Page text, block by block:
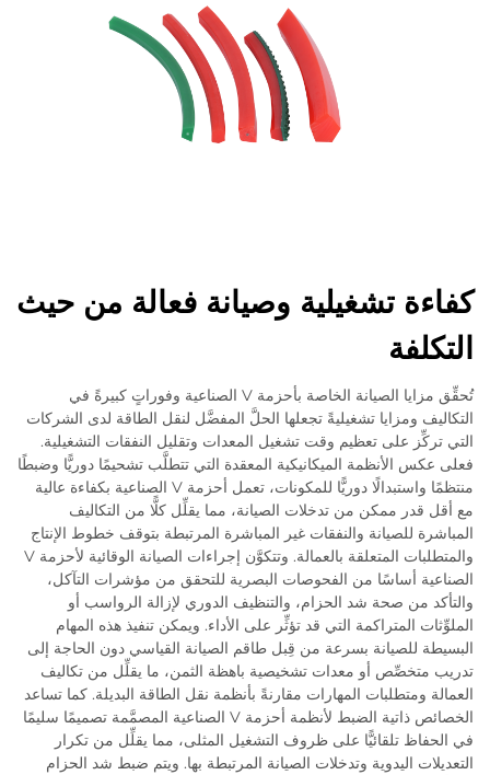
كفاءة تشغيلية وصيانة فعالة من حيث
التكلفة
تُحقِّق مزايا الصيانة الخاصة بأحزمة V الصناعية وفوراتٍ كبيرةً في
التكاليف ومزايا تشغيليةً تجعلها الحلَّ المفضَّل لنقل الطاقة لدى الشركات
التي تركِّز على تعظيم وقت تشغيل المعدات وتقليل النفقات التشغيلية.
فعلى عكس الأنظمة الميكانيكية المعقدة التي تتطلَّب تشحيمًا دوريًّا وضبطًا
منتظمًا واستبدالًا دوريًّا للمكونات، تعمل أحزمة V الصناعية بكفاءة عالية
مع أقل قدر ممكن من تدخلات الصيانة، مما يقلِّل كلًّا من التكاليف
المباشرة للصيانة والنفقات غير المباشرة المرتبطة بتوقف خطوط الإنتاج
والمتطلبات المتعلقة بالعمالة. وتتكوَّن إجراءات الصيانة الوقائية لأحزمة V
الصناعية أساسًا من الفحوصات البصرية للتحقق من مؤشرات التآكل،
والتأكد من صحة شد الحزام، والتنظيف الدوري لإزالة الرواسب أو
الملوِّثات المتراكمة التي قد تؤثِّر على الأداء. ويمكن تنفيذ هذه المهام
البسيطة للصيانة بسرعة من قِبل طاقم الصيانة القياسي دون الحاجة إلى
تدريب متخصِّص أو معدات تشخيصية باهظة الثمن، ما يقلِّل من تكاليف
العمالة ومتطلبات المهارات مقارنةً بأنظمة نقل الطاقة البديلة. كما تساعد
الخصائص ذاتية الضبط لأنظمة أحزمة V الصناعية المصمَّمة تصميمًا سليمًا
في الحفاظ تلقائيًّا على ظروف التشغيل المثلى، مما يقلِّل من تكرار
التعديلات اليدوية وتدخلات الصيانة المرتبطة بها. ويتم ضبط شد الحزام